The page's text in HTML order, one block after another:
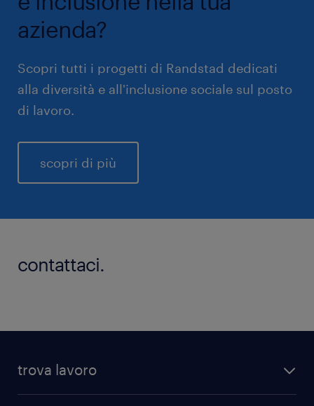
azienda?
Scopri tutti i progetti di Randstad dedicati
alla diversità e all'inclusione sociale sul posto
di lavoro.
scopri di più
contattaci.
trova lavoro